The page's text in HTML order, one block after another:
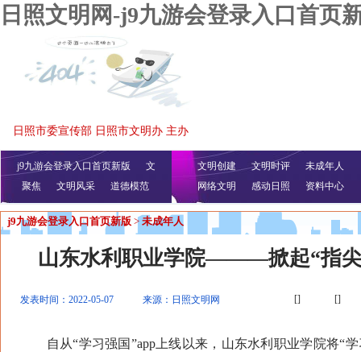
日照文明网-j9九游会登录入口首页
日照市委宣传部 日照市文明办 主办
j9九游会登录入口首页新版
文
明播报
公益视频
聚焦 文明风采 道德模范
文明创建 文明时评
未成年人
网络文明
感动日照 资料中心
j9九游会登录入口首页新版 > 未成年人
山东水利职业学院———掀起“指
发表时间：2022-05-07 来源：日照文明网 [] []
自从“学习强国”app上线以来，山东水利职业学院将“学